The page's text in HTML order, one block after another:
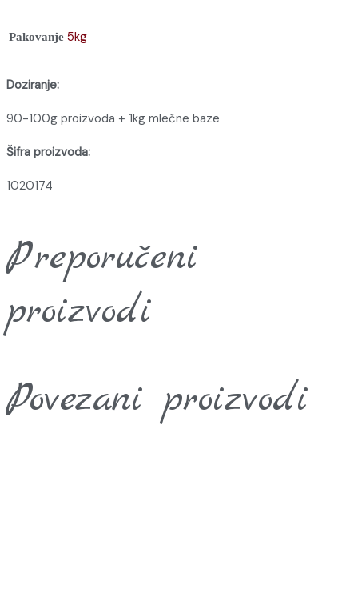
Pakovanje 5kg
Doziranje:
90-100g proizvoda + 1kg mlečne baze
Šifra proizvoda:
1020174
Preporučeni
proizvodi
Povezani proizvodi